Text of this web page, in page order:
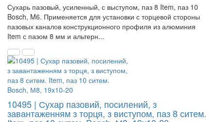
Сухарь пазовый, усиленный, с выступом, паз 8 Item, паз 10
Bosch, M6. Применяется для установки с торцевой стороны
пазовых каналов конструкционного профиля из алюминия
Item с пазом 8 мм и альтерн...
10495 | Сухар пазовий, посилений, з
завантаженням з торця, з виступом, паз 8 ситем.